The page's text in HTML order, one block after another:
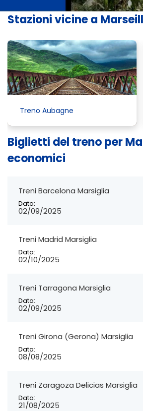
Stazioni vicine a
Treno Aubagne
Biglietti del treno per
economici
Treni Barcelona Marsiglia
Data:
02/09/2025
Treni Madrid Marsiglia
Data:
02/10/2025
Treni Tarragona Marsiglia
Data:
02/09/2025
Treni Girona (Gerona) Marsiglia
Data:
08/08/2025
Treni Zaragoza Delicias Marsiglia
Data:
21/08/2025